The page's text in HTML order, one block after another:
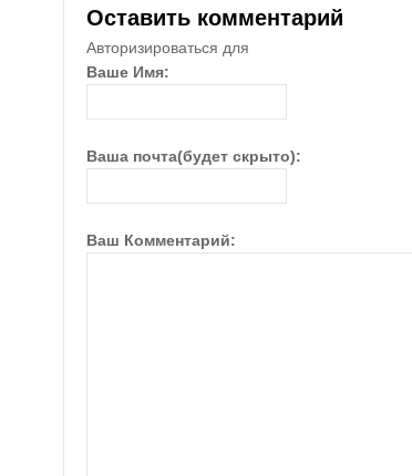
Оставить комментарий
Авторизироваться для
Ваше Имя:
Ваша почта(будет скрыто):
Ваш Комментарий: